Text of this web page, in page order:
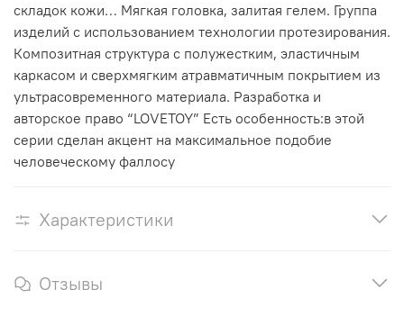
складок кожи… Мягкая головка, залитая гелем. Группа
изделий с использованием технологии протезирования.
Композитная структура с полужестким, эластичным
каркасом и сверхмягким атравматичным покрытием из
ультрасовременного материала. Разработка и
авторское право “LOVETOY” Есть особенность:в этой
серии сделан акцент на максимальное подобие
человеческому фаллосу
Характеристики
Отзывы